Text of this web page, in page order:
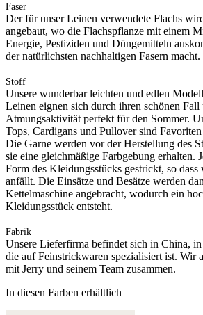
Faser
Der für unser Leinen verwendete Flachs
angebaut, wo die Flachspflanze mit einem
Energie, Pestiziden und Düngemitteln
der natürlichsten nachhaltigen Fasern macht.
Stoff
Unsere wunderbar leichten und edlen
Leinen eignen sich durch ihren schönen Fall
Atmungsaktivität perfekt für den Sommer.
Tops, Cardigans und Pullover sind
Die Garne werden vor der Herstellung des
sie eine gleichmäßige Farbgebung erhalten.
Form des Kleidungsstücks gestrickt, so
anfällt. Die Einsätze und Besätze werden
Kettelmaschine angebracht, wodurch ein
Kleidungsstück entsteht.
Fabrik
Unsere Lieferfirma befindet sich in China,
die auf Feinstrickwaren spezialisiert ist. Wir
mit Jerry und seinem Team zusammen.
In diesen Farben erhältlich